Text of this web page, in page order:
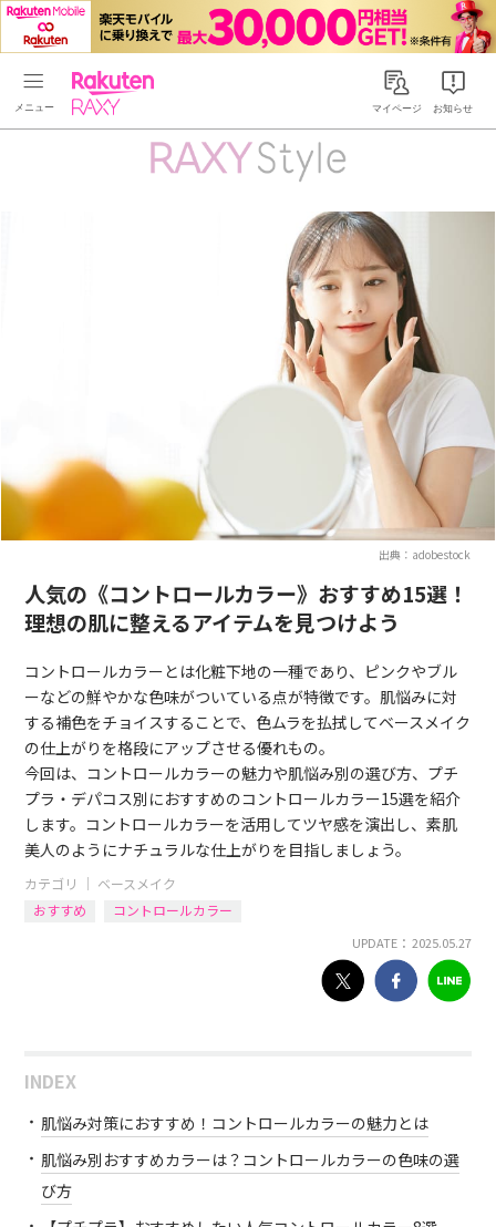
Rakuten RAXYマイページ お知らせ
出典：adobestock
人気の《コントロールカラー》おすすめ15選！
理想の肌に整えるアイテムを見つけよう
コントロールカラーとは化粧下地の一種であり、ピンクやブル
ーなどの鮮やかな色味がついている点が特徴です。肌悩みに対
する補色をチョイスすることで、色ムラを払拭してベースメイク
の仕上がりを格段にアップさせる優れもの。
今回は、コントロールカラーの魅力や肌悩み別の選び方、プチ
プラ・デパコス別におすすめのコントロールカラー15選を紹介
します。コントロールカラーを活用してツヤ感を演出し、素肌
美人のようにナチュラルな仕上がりを目指しましょう。
カテゴリ ｜ ベースメイク
おすすめ
コントロールカラー
UPDATE： 2025.05.27
INDEX
肌悩み対策におすすめ！コントロールカラーの魅力とは
肌悩み別おすすめカラーは？コントロールカラーの色味の選
び方